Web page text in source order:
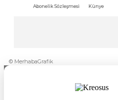
Abonelik Sözleşmesi Künye
© MerhabaGrafik